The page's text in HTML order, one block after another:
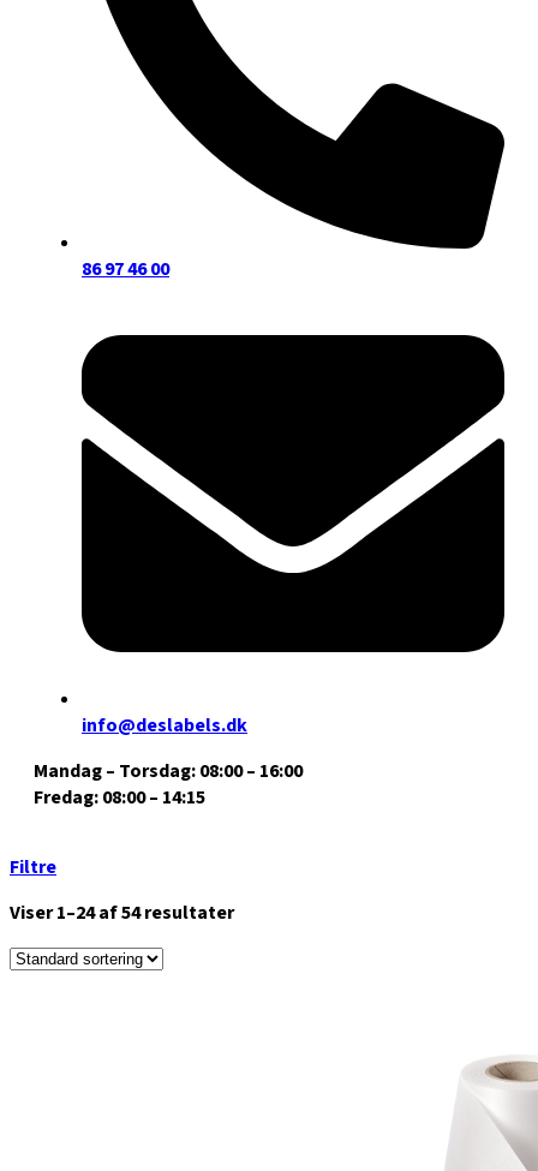
86 97 46 00
info@deslabels.dk
Mandag – Torsdag: 08:00 – 16:00
Fredag: 08:00 – 14:15
Filtre
Viser 1–24 af 54 resultater